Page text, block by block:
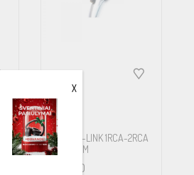
SUPRA Y-LINK 1RCA-2RCA
WHITE 15M
185.00
X